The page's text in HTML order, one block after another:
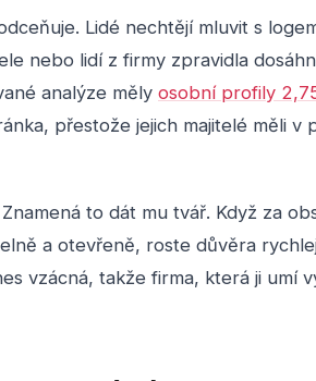
Lidé nechtějí mluvit s
nebo lidí z firmy zpravidla
analýze měly osobní profily
přestože jejich majitelé měli v
to dát mu tvář. Když za
a otevřeně, roste důvěra
vzácná, takže firma, která ji umí